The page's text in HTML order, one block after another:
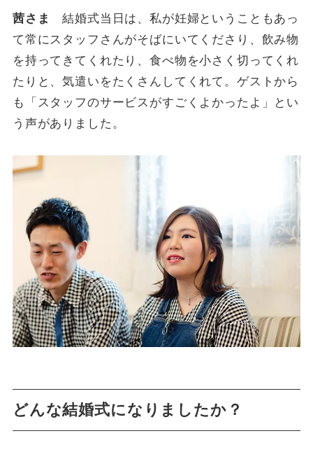
茜さま
結婚式当日は、私が妊婦ということもあっ
て常にスタッフさんがそばにいてくださり、飲み物
を持ってきてくれたり、食べ物を小さく切ってくれ
たりと、気遣いをたくさんしてくれて。ゲストから
も「スタッフのサービスがすごくよかったよ」とい
う声がありました。
どんな結婚式になりましたか？